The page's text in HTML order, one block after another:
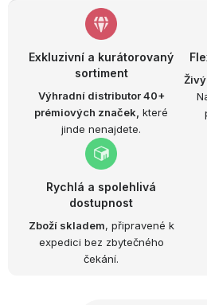
Exkluzivní a kurátorovaný
sortiment
Výhradní distributor 40+
prémiových značek, které
jinde nenajdete.
Rychlá a spolehlivá
dostupnost
Zboží skladem, připravené k
expedici bez zbytečného
čekání.